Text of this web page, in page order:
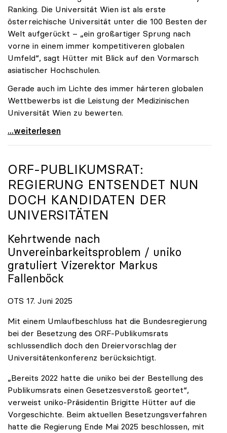
Ranking. Die Universität Wien ist als erste
österreichische Universität unter die 100 Besten der
Welt aufgerückt – „ein großartiger Sprung nach
vorne in einem immer kompetitiveren globalen
Umfeld“, sagt Hütter mit Blick auf den Vormarsch
asiatischer Hochschulen.
Gerade auch im Lichte des immer härteren globalen
Wettbewerbs ist die Leistung der Medizinischen
Universität Wien zu bewerten.
„Top-Rankingplätze heimischer Universitäten geben
...weiterlesen
ORF-PUBLIKUMSRAT:
REGIERUNG ENTSENDET NUN
DOCH KANDIDATEN DER
UNIVERSITÄTEN
Kehrtwende nach
Unvereinbarkeitsproblem / uniko
gratuliert Vizerektor Markus
Fallenböck
OTS 17. Juni 2025
Mit einem Umlaufbeschluss hat die Bundesregierung
bei der Besetzung des ORF-Publikumsrats
schlussendlich doch den Dreiervorschlag der
Universitätenkonferenz berücksichtigt.
„Bereits 2022 hatte die uniko bei der Bestellung des
Publikumsrats einen Gesetzesverstoß geortet“,
verweist uniko-Präsidentin Brigitte Hütter auf die
Vorgeschichte. Beim aktuellen Besetzungsverfahren
hatte die Regierung Ende Mai 2025 beschlossen, mit